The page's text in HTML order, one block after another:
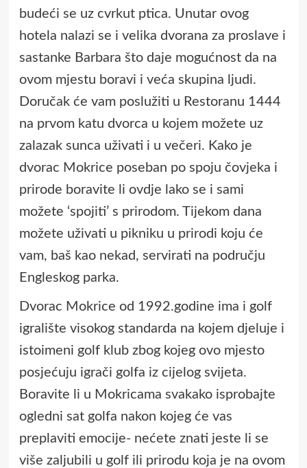
budeći se uz cvrkut ptica. Unutar ovog
hotela nalazi se i velika dvorana za proslave i
sastanke Barbara što daje mogućnost da na
ovom mjestu boravi i veća skupina ljudi.
Doručak će vam poslužiti u Restoranu 1444
na prvom katu dvorca u kojem možete uz
zalazak sunca uživati i u večeri. Kako je
dvorac Mokrice poseban po spoju čovjeka i
prirode boravite li ovdje lako se i sami
možete ‘spojiti’ s prirodom. Tijekom dana
možete uživati u pikniku u prirodi koju će
vam, baš kao nekad, servirati na području
Engleskog parka.
Dvorac Mokrice od 1992.godine ima i golf
igralište visokog standarda na kojem djeluje i
istoimeni golf klub zbog kojeg ovo mjesto
posjećuju igrači golfa iz cijelog svijeta.
Boravite li u Mokricama svakako isprobajte
ogledni sat golfa nakon kojeg će vas
preplaviti emocije- nećete znati jeste li se
više zaljubili u golf ili prirodu koja je na ovom